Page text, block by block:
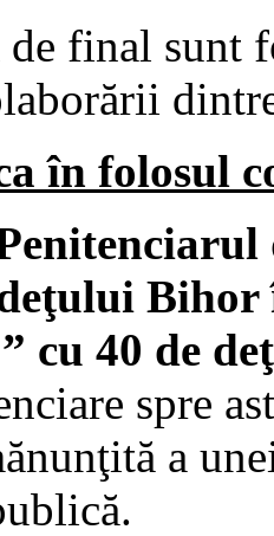
de final sunt
în folosul
Bihor
cu 40 de
spre
a